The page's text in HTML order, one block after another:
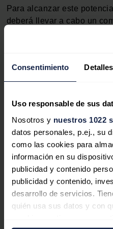
Consentimiento Detalles
Uso responsable de sus
Nosotros y nuestros 1022
datos personales, p.ej., su
como las cookies para
información en su
publicidad y contenido
publicidad y contenido,
desarrollo de servicios.
quién usa sus datos y con
Para alcanzar este
deberá llevar a cabo un
en el hogar a la hora de
artificial cuando no es
aprovechamiento de la
terciario y en industrias.
Estas tecnologías
consisten en fotocélulas o
o regulan la iluminación
natural aportada a la zona,
lucernarios, algo que es
de nueva construcción, de
Técnico de la Edificación.
Pero, además, cpn